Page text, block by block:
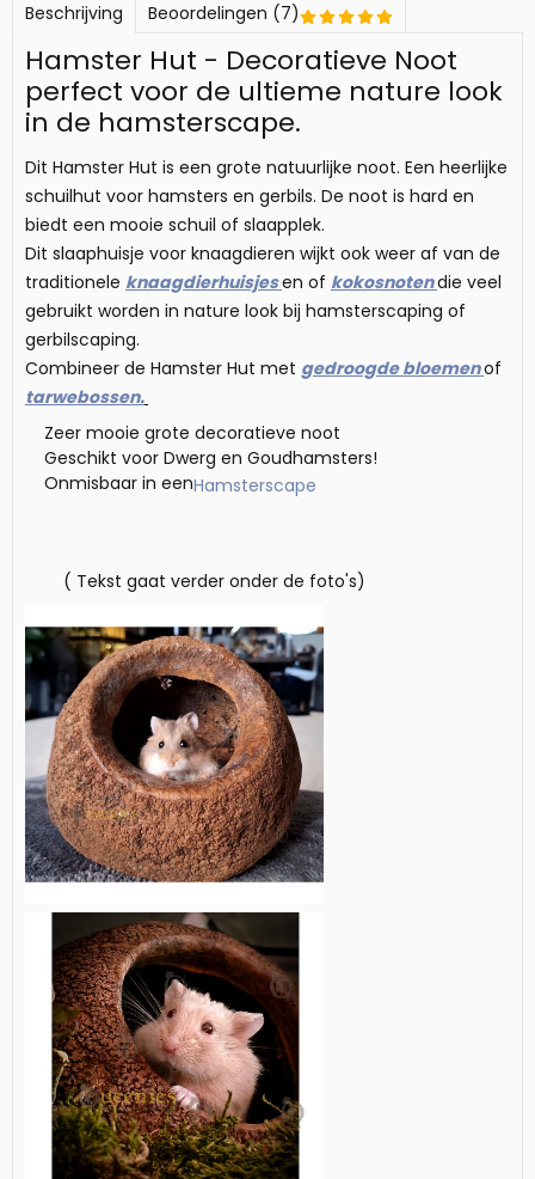
Beschrijving Beoordelingen (7)
Hamster Hut - Decoratieve Noot
perfect voor de ultieme nature look
in de hamsterscape.
Dit Hamster Hut is een grote natuurlijke noot. Een heerlijke
schuilhut voor hamsters en gerbils. De noot is hard en
biedt een mooie schuil of slaapplek.
Dit slaaphuisje voor knaagdieren wijkt ook weer af van de
traditionele knaagdierhuisjesen of kokosnotendie veel
gebruikt worden in nature look bij hamsterscaping of
gerbilscaping.
Combineer de Hamster Hut met gedroogde bloemenof
tarwebossen.
Zeer mooie grote decoratieve noot
Geschikt voor Dwerg en Goudhamsters!
Onmisbaar in eenHamsterscape
( Tekst gaat verder onder de foto's)